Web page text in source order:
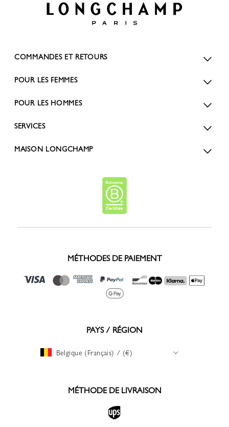
COMMANDES ET RETOURS
POUR LES FEMMES
POUR LES HOMMES
SERVICES
MAISON LONGCHAMP
MÉTHODES DE PAIEMENT
PAYS / RÉGION
Belgique (Français) / (€)
MÉTHODE DE LIVRAISON